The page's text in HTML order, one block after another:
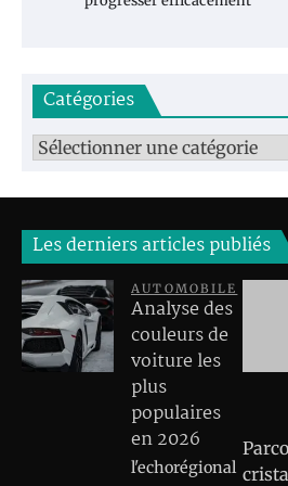
Catégories
Catégories
Les derniers articles publiés
AUTOMOBILE
Analyse des
couleurs de
voiture les
plus
populaires
en 2026
l'echorégional